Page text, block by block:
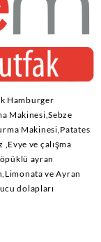
Hamburger
Makinesi,Sebze
Makinesi,Patates
ve çalışma
ayran
ve Ayran
dolapları